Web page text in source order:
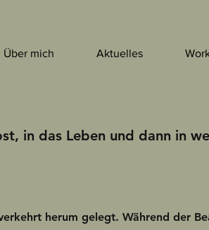
Über mich Aktuelles
in das Leben und dann in
herum gelegt. Während der